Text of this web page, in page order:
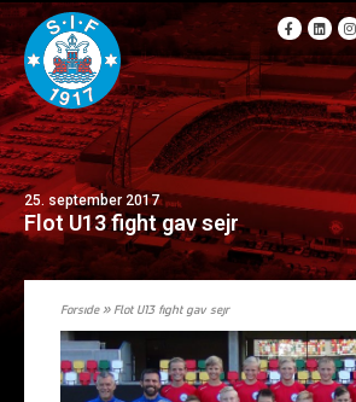
25. september 2017
Flot U13 fight gav sejr
Forside»Flot U13 fight gav sejr